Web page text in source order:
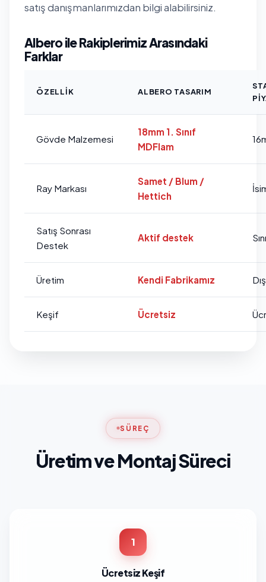
satış danışmanlarımızdan bilgi alabilirsiniz.
Albero ile Rakiplerimiz Arasındaki
Farklar
ÖZELLIK ALBERO TASARIM
Gövde Malzemesi
18mm 1. Sınıf
MDFlam
Ray Markası
Samet / Blum /
Hettich
Satış Sonrası
Destek
Aktif destek
Üretim Kendi Fabrikamız
Keşif Ücretsiz
SÜREÇ
Üretim ve Montaj Süreci
1
Ücretsiz Keşif